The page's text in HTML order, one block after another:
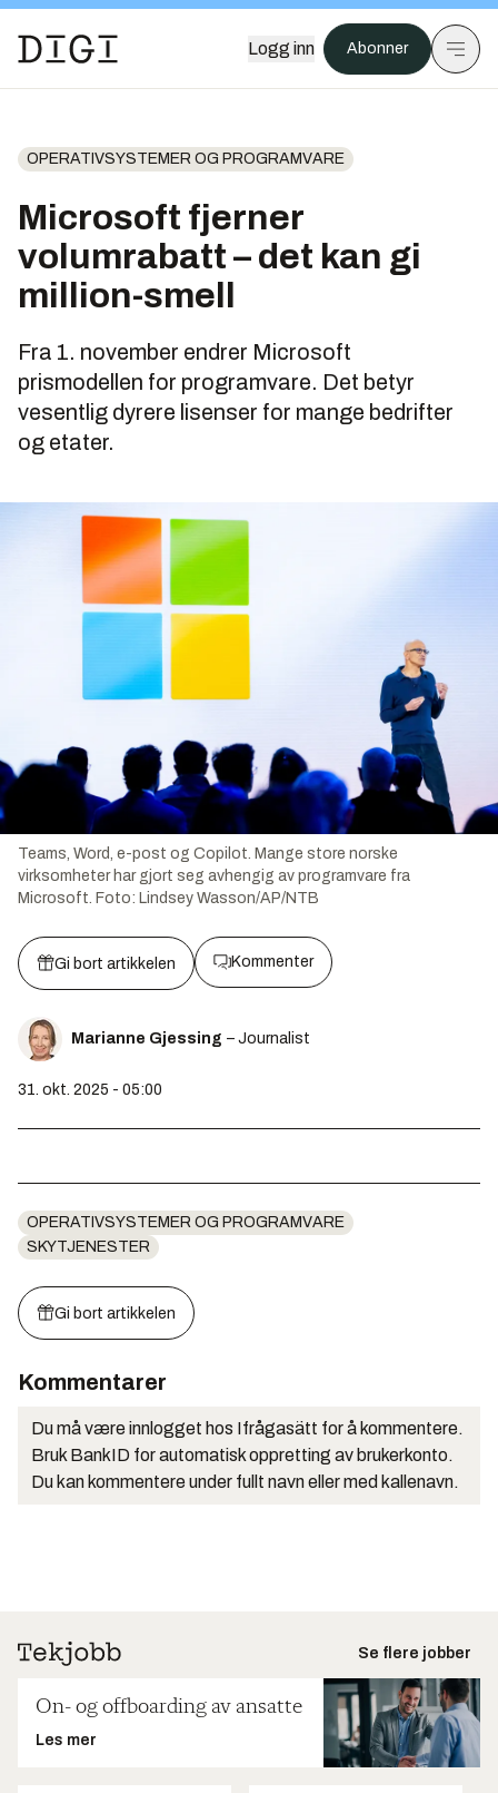
Logg inn Abonner
OPERATIVSYSTEMER OG PROGRAMVARE
Microsoft fjerner
volumrabatt – det kan gi
million-smell
Fra 1. november endrer Microsoft
prismodellen for programvare. Det betyr
vesentlig dyrere lisenser for mange bedrifter
og etater.
Teams, Word, e-post og Copilot. Mange store norske
virksomheter har gjort seg avhengig av programvare fra
Microsoft. Foto: Lindsey Wasson/AP/NTB
Gi bort artikkelen Kommenter
Marianne Gjessing – Journalist
31. okt. 2025 - 05:00
OPERATIVSYSTEMER OG PROGRAMVARE
SKYTJENESTER
Gi bort artikkelen
Kommentarer
Du må være innlogget hos Ifrågasätt for å kommentere.
Bruk BankID for automatisk oppretting av brukerkonto.
Du kan kommentere under fullt navn eller med kallenavn.
Se flere jobber
On- og offboarding av ansatte
Les mer